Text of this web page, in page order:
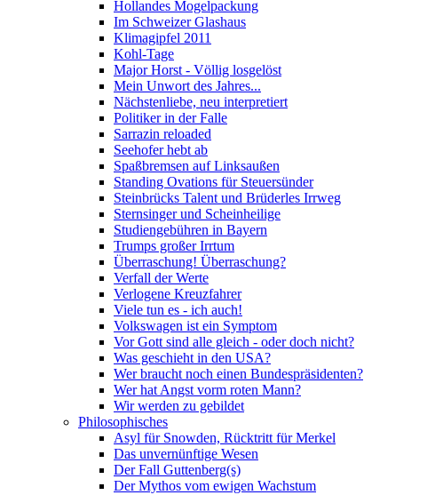
Hollandes Mogelpackung
Im Schweizer Glashaus
Klimagipfel 2011
Kohl-Tage
Major Horst - Völlig losgelöst
Mein Unwort des Jahres...
Nächstenliebe, neu interpretiert
Politiker in der Falle
Sarrazin reloaded
Seehofer hebt ab
Spaßbremsen auf Linksaußen
Standing Ovations für Steuersünder
Steinbrücks Talent und Brüderles Irrweg
Sternsinger und Scheinheilige
Studiengebühren in Bayern
Trumps großer Irrtum
Überraschung! Überraschung?
Verfall der Werte
Verlogene Kreuzfahrer
Viele tun es - ich auch!
Volkswagen ist ein Symptom
Vor Gott sind alle gleich - oder doch nicht?
Was geschieht in den USA?
Wer braucht noch einen Bundespräsidenten?
Wer hat Angst vorm roten Mann?
Wir werden zu gebildet
Philosophisches
Asyl für Snowden, Rücktritt für Merkel
Das unvernünftige Wesen
Der Fall Guttenberg(s)
Der Mythos vom ewigen Wachstum